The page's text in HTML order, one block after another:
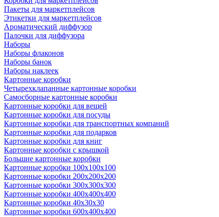
Пакеты для маркетплейсов
Этикетки для маркетплейсов
Ароматический диффузор
Палочки для диффузора
Наборы
Наборы флаконов
Наборы банок
Наборы наклеек
Картонные коробки
Четырехклапанные картонные коробки
Самосборные картонные коробки
Картонные коробки для вещей
Картонные коробки для посуды
Картонные коробки для транспортных компаний
Картонные коробки для подарков
Картонные коробки для книг
Картонные коробки с крышкой
Большие картонные коробки
Картонные коробки 100x100x100
Картонные коробки 200x200x200
Картонные коробки 300x300x300
Картонные коробки 400x400x400
Картонные коробки 40x30x30
Картонные коробки 600x400x400